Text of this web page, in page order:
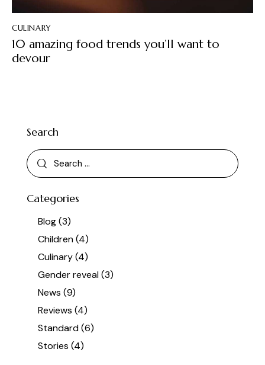
CULINARY
10 amazing food trends you’ll want to
devour
Search
Categories
Blog(3)
Children(4)
Culinary(4)
Gender reveal(3)
News (9)
Reviews (4)
Standard(6)
Stories (4)